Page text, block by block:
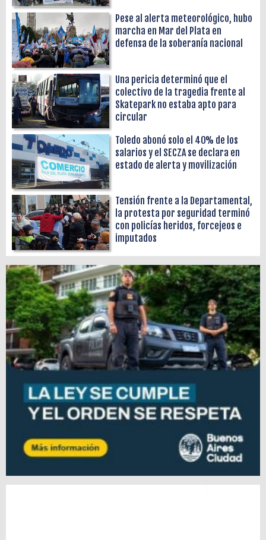
Pese al alerta meteorológico, hubo
marcha en Mar del Plata en
defensa de la soberanía nacional
Una pericia determinó que el
colectivo de la tragedia frente al
Skatepark no estaba apto para
circular
Toledo abonó solo el 40% de los
salarios y el SECZA se declara en
estado de alerta y movilización
Tensión frente a la Departamental,
la protesta por seguridad terminó
con policías heridos, forcejeos e
imputados